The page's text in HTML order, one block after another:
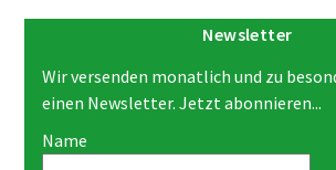
Newsletter
Wir versenden monatlich und zu
einen Newsletter. Jetzt abonnieren...
Name